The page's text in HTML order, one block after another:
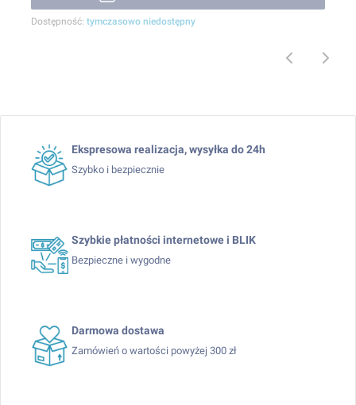
Dostępność: tymczasowo niedostępny
Ekspresowa realizacja, wysyłka do 24h
Szybko i bezpiecznie
Szybkie płatności internetowe i BLIK
Bezpieczne i wygodne
Darmowa dostawa
Zamówień o wartości powyżej 300 zł